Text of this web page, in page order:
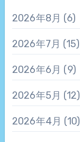
2026年8月 (6)
2026年7月 (15)
2026年6月 (9)
2026年5月 (12)
2026年4月 (10)